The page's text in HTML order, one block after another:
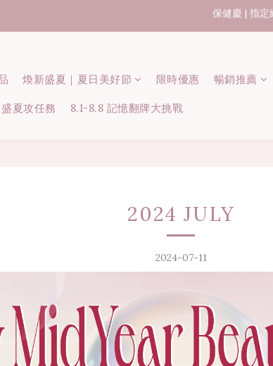
07/31-08/08
出貨時
煥新盛夏｜夏日美好節 限時優惠 暢銷推薦
夏攻任務 8.1-8.8 記憶翻牌大挑戰
2024 JULY
2024-07-11